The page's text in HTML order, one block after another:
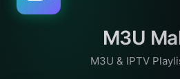
M3U
M3U & IPTV